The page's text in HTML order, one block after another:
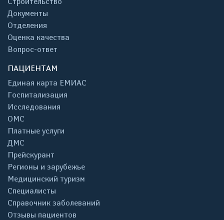
Документы
Отделения
Оценка качества
Вопрос-ответ
ПАЦИЕНТАМ
Единая карта ЕМИАС
Госпитализация
Исследования
ОМС
Платные услуги
ДМС
Прейскурант
Регионы и зарубежье
Медицинский туризм
Специалисты
Справочник заболеваний
Отзывы пациентов